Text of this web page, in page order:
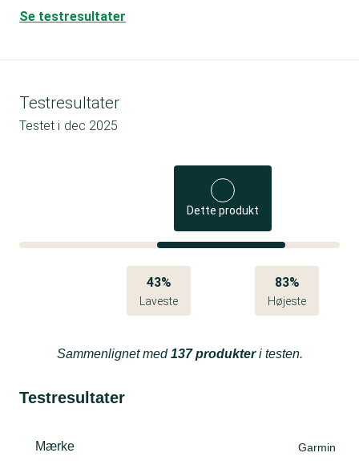
Se testresultater
Testresultater
Testet i dec 2025
Dette produkt
43%
Laveste
83%
Højeste
Sammenlignet med137 produkteri testen.
Testresultater
Mærke Garmin